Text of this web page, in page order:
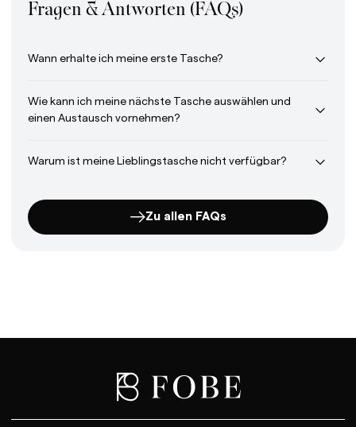
Fragen & Antworten (FAQs)
Wann erhalte ich meine erste Tasche?
Wie kann ich meine nächste Tasche auswählen und
einen Austausch vornehmen?
Warum ist meine Lieblingstasche nicht verfügbar?
Zu allen FAQs